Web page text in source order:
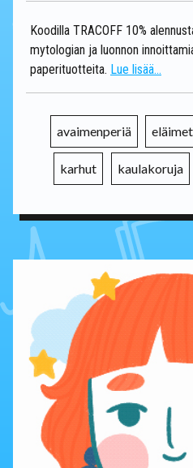
Koodilla TRACOFF 10%
mytologian ja luonnon
paperituotteita. Lue lisää...
avaimenperiä eläimet
karhut kaulakoruja